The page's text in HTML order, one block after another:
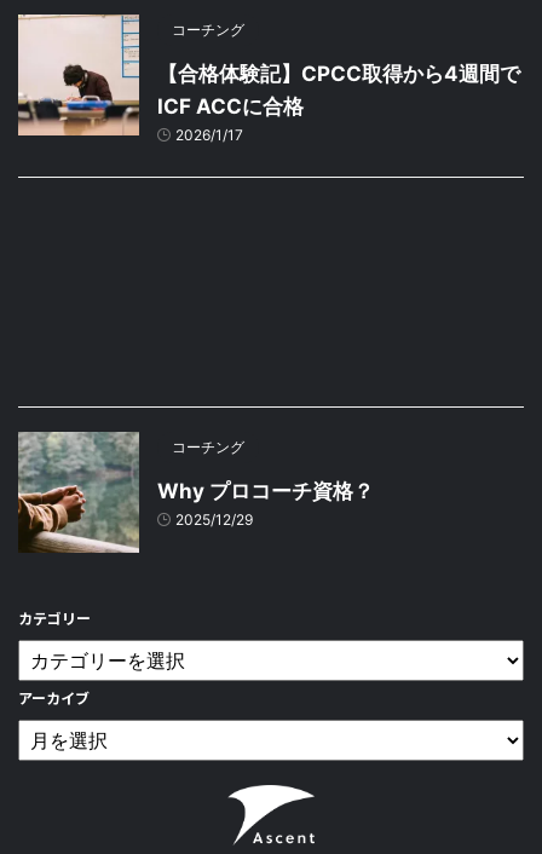
コーチング
【合格体験記】CPCC取得から4週間で
ICF ACCに合格
2026/1/17
コーチング
Why プロコーチ資格？
2025/12/29
カテゴリー
アーカイブ